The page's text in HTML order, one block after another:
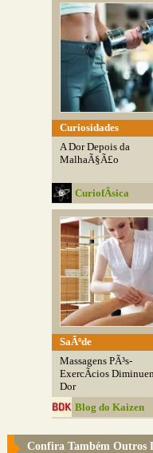
Curiosidades
A Dor Depois da
MalhaÃ§Ã£o
CuriofÃ­sica
SaÃºde
Massagens PÃ³s-
ExercÃ­cios
Dor
Blog do Kaizen
Confira Também Outros